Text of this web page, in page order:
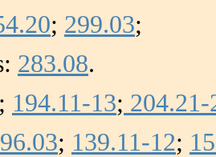
; 299.03;
283.08.
; 194.11-13; 204.21-
96.03; 139.11-12;